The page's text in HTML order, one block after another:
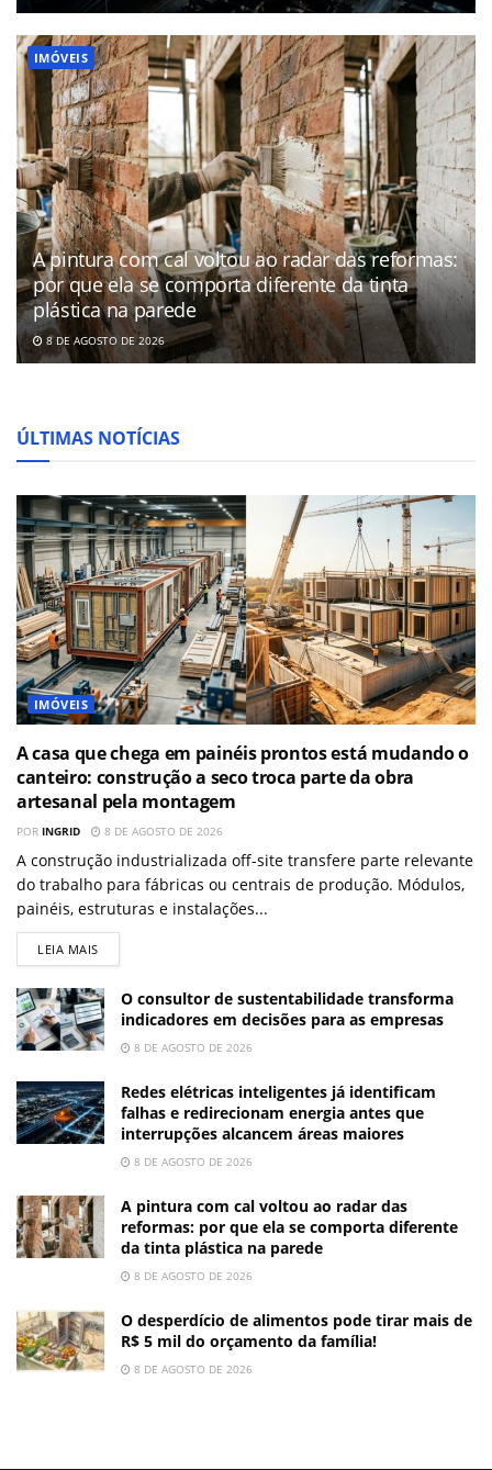
IMÓVEIS
A pintura com cal voltou ao radar das reformas:
por que ela se comporta diferente da tinta
plástica na parede
8 DE AGOSTO DE 2026
ÚLTIMAS NOTÍCIAS
IMÓVEIS
A casa que chega em painéis prontos está mudando o
canteiro: construção a seco troca parte da obra
artesanal pela montagem
POR INGRID 8 DE AGOSTO DE 2026
A construção industrializada off-site transfere parte relevante
do trabalho para fábricas ou centrais de produção. Módulos,
painéis, estruturas e instalações...
LEIA MAIS
O consultor de sustentabilidade transforma
indicadores em decisões para as empresas
8 DE AGOSTO DE 2026
Redes elétricas inteligentes já identificam
falhas e redirecionam energia antes que
interrupções alcancem áreas maiores
8 DE AGOSTO DE 2026
A pintura com cal voltou ao radar das
reformas: por que ela se comporta diferente
da tinta plástica na parede
8 DE AGOSTO DE 2026
O desperdício de alimentos pode tirar mais de
R$ 5 mil do orçamento da família!
8 DE AGOSTO DE 2026